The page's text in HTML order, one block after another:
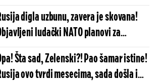
Moskve!
digla uzbunu, zavera je skovana!
ludački NATO planovi za
Ako ovo krene, počinje svetski
Šta sad, Zelenski?! Pao šamar istine!
ovo tvrdi mesecima, sada došla i